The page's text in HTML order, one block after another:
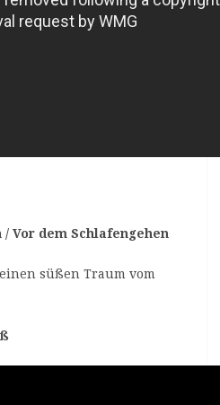
Vor dem Schlafengehen
süßen Traum vom